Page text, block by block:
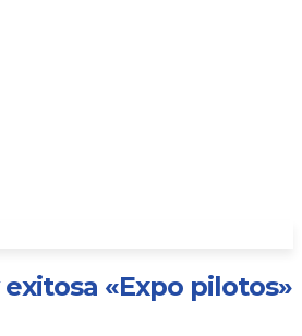
«Expo pilotos»